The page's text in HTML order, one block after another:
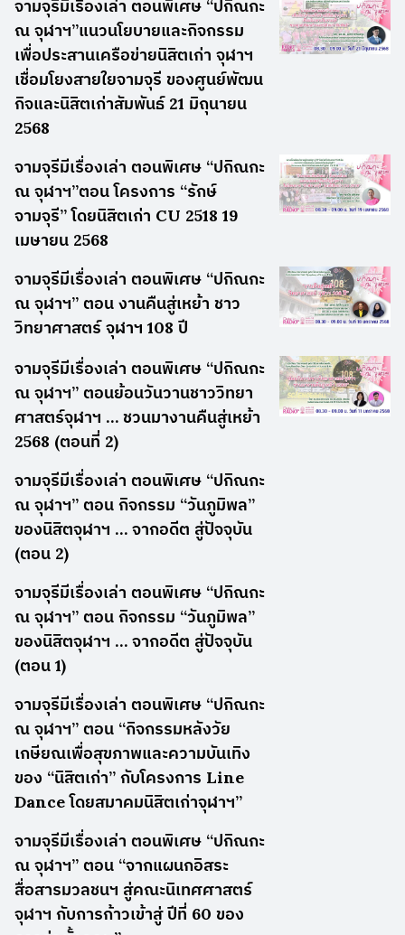
จามจุรีมีเรื่องเล่า ตอนพิเศษ “ปกิณกะ
ณ จุฬาฯ”แนวนโยบายและกิจกรรม
เพื่อประสานเครือข่ายนิสิตเก่า จุฬาฯ
เชื่อมโยงสายใยจามจุรี ของศูนย์พัฒน
กิจและนิสิตเก่าสัมพันธ์ 21 มิถุนายน
2568
จามจุรีมีเรื่องเล่า ตอนพิเศษ “ปกิณกะ
ณ จุฬาฯ”ตอน โครงการ “รักษ์
จามจุรี” โดยนิสิตเก่า CU 2518 19
เมษายน 2568
จามจุรีมีเรื่องเล่า ตอนพิเศษ “ปกิณกะ
ณ จุฬาฯ” ตอน งานคืนสู่เหย้า ชาว
วิทยาศาสตร์ จุฬาฯ 108 ปี
จามจุรีมีเรื่องเล่า ตอนพิเศษ “ปกิณกะ
ณ จุฬาฯ” ตอนย้อนวันวานชาววิทยา
ศาสตร์จุฬาฯ … ชวนมางานคืนสู่เหย้า
2568 (ตอนที่ 2)
จามจุรีมีเรื่องเล่า ตอนพิเศษ “ปกิณกะ
ณ จุฬาฯ” ตอน กิจกรรม “วันภูมิพล”
ของนิสิตจุฬาฯ … จากอดีต สู่ปัจจุบัน
(ตอน 2)
จามจุรีมีเรื่องเล่า ตอนพิเศษ “ปกิณกะ
ณ จุฬาฯ” ตอน กิจกรรม “วันภูมิพล”
ของนิสิตจุฬาฯ … จากอดีต สู่ปัจจุบัน
(ตอน 1)
จามจุรีมีเรื่องเล่า ตอนพิเศษ “ปกิณกะ
ณ จุฬาฯ” ตอน “กิจกรรมหลังวัย
เกษียณเพื่อสุขภาพและความบันเทิง
ของ “นิสิตเก่า” กับโครงการ Line
Dance โดยสมาคมนิสิตเก่าจุฬาฯ”
จามจุรีมีเรื่องเล่า ตอนพิเศษ “ปกิณกะ
ณ จุฬาฯ” ตอน “จากแผนกอิสระ
สื่อสารมวลชนฯ สู่คณะนิเทศศาสตร์
จุฬาฯ กับการก้าวเข้าสู่ ปีที่ 60 ของ